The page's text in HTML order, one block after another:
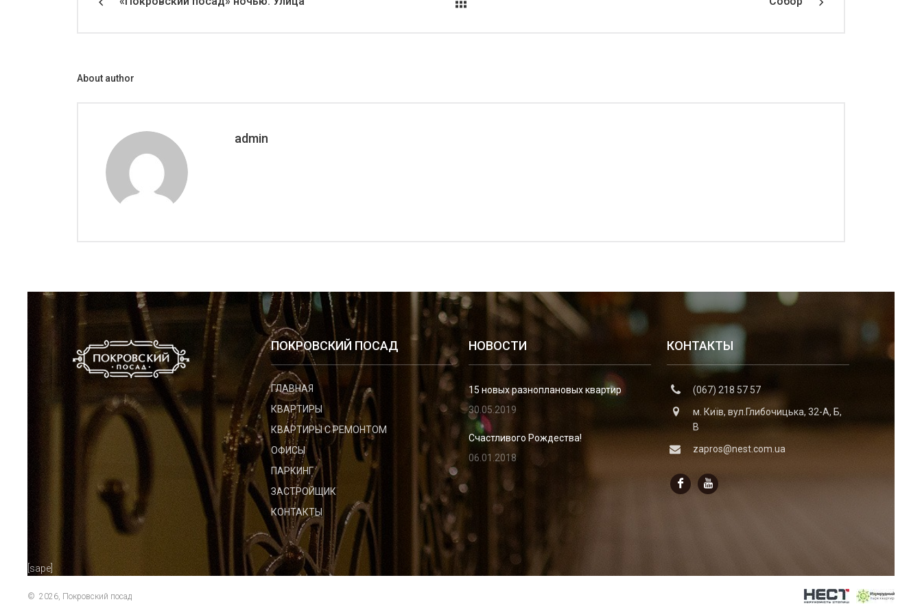
About author
admin
ПОКРОВСКИЙ ПОСАД
ГЛАВНАЯ
КВАРТИРЫ
КВАРТИРЫ С РЕМОНТОМ
ОФИСЫ
ПАРКИНГ
ЗАСТРОЙЩИК
КОНТАКТЫ
НОВОСТИ
15 новых разноплановых квартир
30.05.2019
Счастливого Рождества!
06.01.2018
КОНТАКТЫ
(067) 218 57 57
м. Київ, вул.Глибочицька, 32-А, Б,
В
zapros@nest.com.ua
[sape]
© 2026, Покровский посад